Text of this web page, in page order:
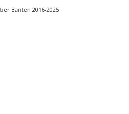
Banten 2016-2025